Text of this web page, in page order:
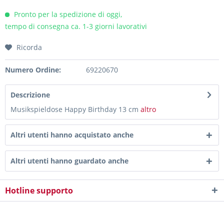
Pronto per la spedizione di oggi,
tempo di consegna ca. 1-3 giorni lavorativi
Ricorda
Numero Ordine: 69220670
Descrizione
Musikspieldose Happy Birthday 13 cm altro
Altri utenti hanno acquistato anche
Altri utenti hanno guardato anche
Hotline supporto